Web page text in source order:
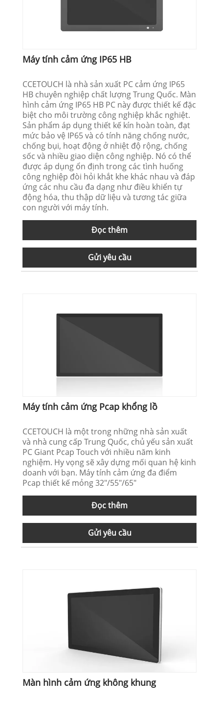
Máy tính cảm ứng IP65 HB
CCETOUCH là nhà sản xuất PC cảm ứng IP65
HB chuyên nghiệp chất lượng Trung Quốc. Màn
hình cảm ứng IP65 HB PC này được thiết kế đặc
biệt cho môi trường công nghiệp khắc nghiệt.
Sản phẩm áp dụng thiết kế kín hoàn toàn, đạt
mức bảo vệ IP65 và có tính năng chống nước,
chống bụi, hoạt động ở nhiệt độ rộng, chống
sốc và nhiều giao diện công nghiệp. Nó có thể
được áp dụng ổn định trong các tình huống
công nghiệp đòi hỏi khắt khe khác nhau và đáp
ứng các nhu cầu đa dạng như điều khiển tự
động hóa, thu thập dữ liệu và tương tác giữa
con người với máy tính.
Đọc thêm
Gửi yêu cầu
Máy tính cảm ứng Pcap khổng lồ
CCETOUCH là một trong những nhà sản xuất
và nhà cung cấp Trung Quốc, chủ yếu sản xuất
PC Giant Pcap Touch với nhiều năm kinh
nghiệm. Hy vọng sẽ xây dựng mối quan hệ kinh
doanh với bạn. Máy tính cảm ứng đa điểm
Pcap thiết kế mỏng 32"/55"/65"
Đọc thêm
Gửi yêu cầu
Màn hình cảm ứng không khung